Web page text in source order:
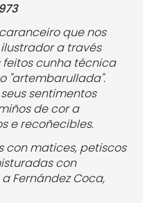
que nos
a través
feitos cunha técnica
"artembarullada".
sentimentos
de cor a
e recoñecibles.
con matices, petiscos
con
Fernández Coca,